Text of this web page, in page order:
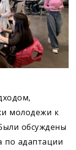
молодежи к
обсуждены
по адаптации